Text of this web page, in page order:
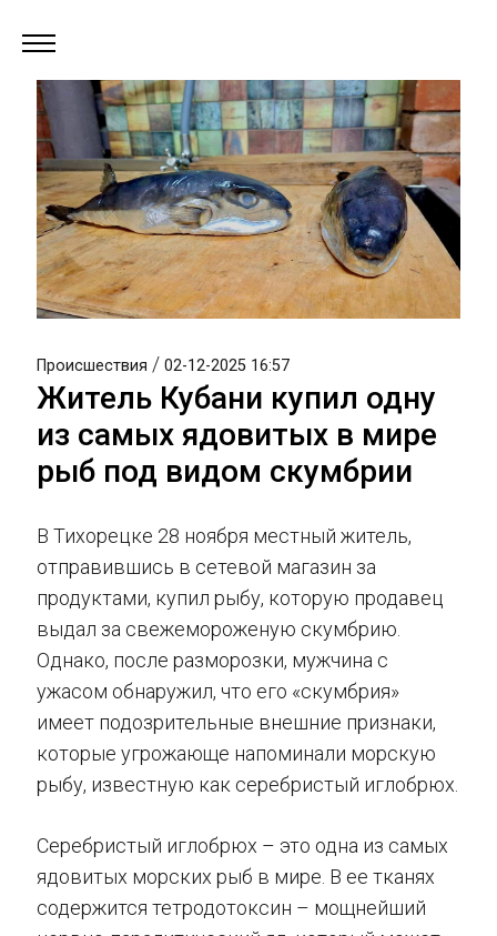
Происшествия / 02-12-2025 16:57
Житель Кубани купил одну
из самых ядовитых в мире
рыб под видом скумбрии
В Тихорецке 28 ноября местный житель,
отправившись в сетевой магазин за
продуктами, купил рыбу, которую продавец
выдал за свежемороженую скумбрию.
Однако, после разморозки, мужчина с
ужасом обнаружил, что его «скумбрия»
имеет подозрительные внешние признаки,
которые угрожающе напоминали морскую
рыбу, известную как серебристый иглобрюх.
Серебристый иглобрюх – это одна из самых
ядовитых морских рыб в мире. В ее тканях
содержится тетродотоксин – мощнейший